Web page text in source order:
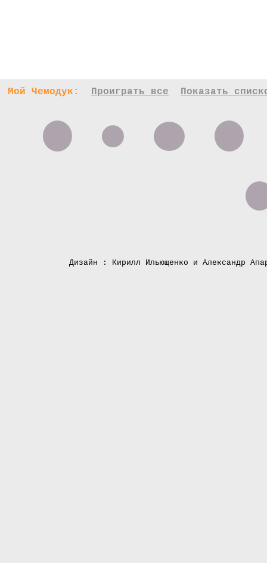
Мой Чемодук: Проиграть все Показать
Дизайн : Кирилл Ильющенко и Александр